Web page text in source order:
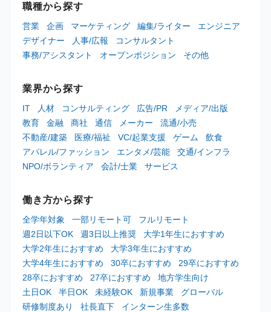
職種から探す
営業 企画 マーケティング 編集/ライター
エンジニア
デザイナー
人事/広報
コンサルタント
事務/アシスタント
オープンポジション その他
業界から探す
IT 人材 コンサルティング 広告/PR
メディア/出版
教育
金融 商社 通信 メーカー
流通/小売
不動産/建築
医療/福祉 VC/起業支援 ゲーム
飲食
アパレル/ファッション
エンタメ/芸能
交通/インフラ
NPO/ボランティア
会計/士業 サービス
働き方から探す
全学年対象 一部リモート可
フルリモート
週2日以下OK
週3日以上推奨
大学1年生におすすめ
大学2年生におすすめ
大学3年生におすすめ
大学4年生におすすめ
30卒におすすめ
29卒におすすめ
28卒におすすめ
27卒におすすめ
地方学生向け
土日OK
半日OK 未経験OK 新規事業
グローバル
研修制度あり
社長直下
インターン生多数